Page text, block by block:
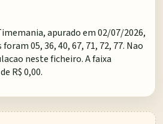
apurado em 02/07/2026,
05, 36, 40, 67, 71, 72, 77. Nao
neste ficheiro. A faixa
R$ 0,00.